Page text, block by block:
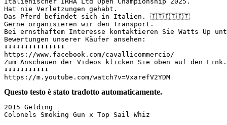
Hat nie Verletzungen gehabt.
Das Pferd befindet sich in Italien. 🇮🇹🇮🇹🇮🇹
Gerne organisieren wir den Transport.
Bei ernsthaftem Interesse kontaktieren Sie Watts Up
Bewertungen unserer Käufer ansehen:
⬇️⬇️⬇️⬇️⬇️⬇️⬇️⬇️⬇️⬇️⬇️⬇️⬇️⬇️⬇️
https://www.facebook.com/cavallicommercio/
Zum Anschauen der Videos klicken Sie oben auf den
⬇️⬇️⬇️⬇️⬇️⬇️⬇️⬇️⬇️⬇️⬇️
https://m.youtube.com/watch?v=VxarefV2YDM
Questo testo è stato tradotto automaticamente.
2015 Gelding
Colonels Smoking Gun x Top Sail Whiz